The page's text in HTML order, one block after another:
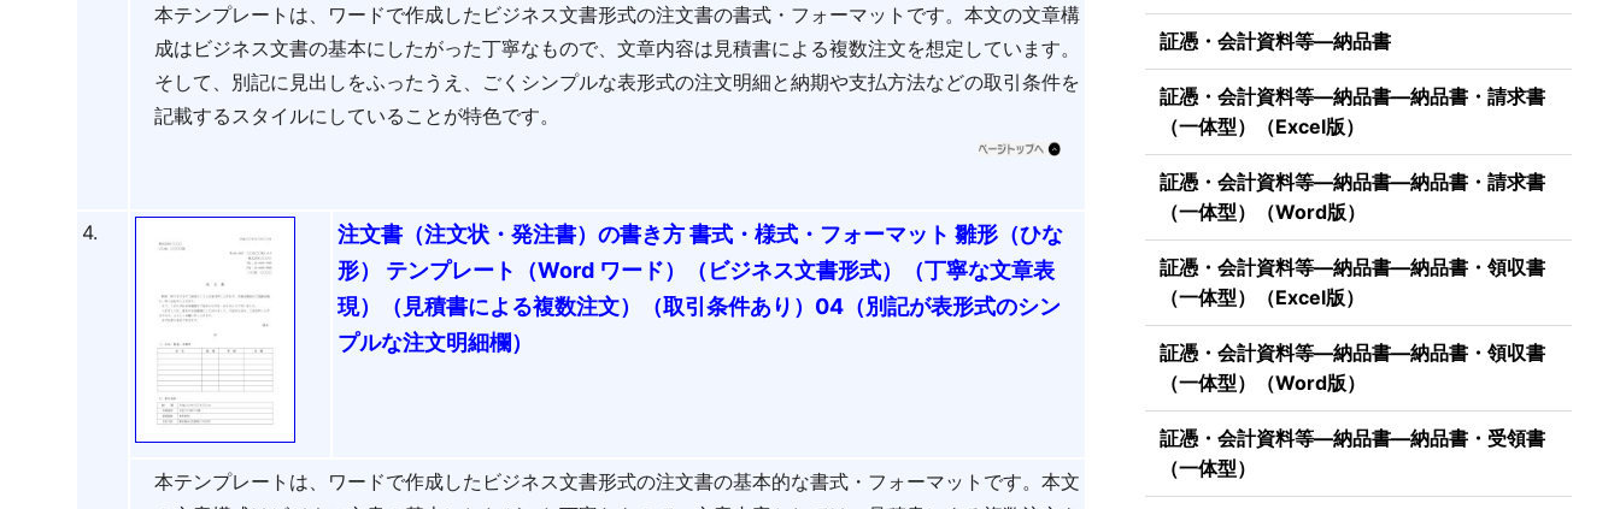
本テンプレートは、ワードで作成したビジネス文書形式の注文書の書式・フォーマットです。本文の文章構
成はビジネス文書の基本にしたがった丁寧なもので、文章内容は見積書による複数注文を想定しています。
そして、別記に見出しをふったうえ、ごくシンプルな表形式の注文明細と納期や支払方法などの取引条件を
記載するスタイルにしていることが特色です。
4.
注文書（注文状・発注書）の書き方 書式・様式・フォーマット 雛形（ひな
形） テンプレート（Word ワード）（ビジネス文書形式）（丁寧な文章表
現）（見積書による複数注文）（取引条件あり）04（別記が表形式のシン
プルな注文明細欄）
本テンプレートは、ワードで作成したビジネス文書形式の注文書の基本的な書式・フォーマットです。本文
証憑・会計資料等―納品書
証憑・会計資料等―納品書―納品書・請求書
（一体型）（Excel版）
証憑・会計資料等―納品書―納品書・請求書
（一体型）（Word版）
証憑・会計資料等―納品書―納品書・領収書
（一体型）（Excel版）
証憑・会計資料等―納品書―納品書・領収書
（一体型）（Word版）
証憑・会計資料等―納品書―納品書・受領書
（一体型）